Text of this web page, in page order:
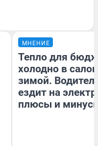
МНЕНИЕ
Тепло для
холодно в
зимой.
ездит на
плюсы и